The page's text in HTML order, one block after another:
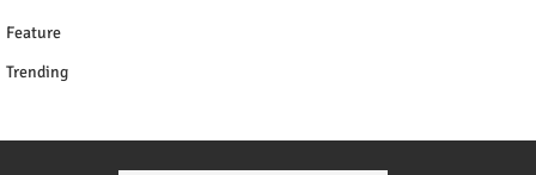
Feature
Trending